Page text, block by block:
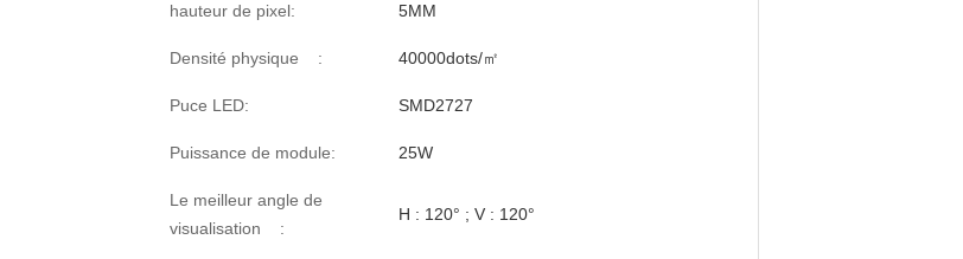
hauteur de pixel: 5MM
Densité physique : 40000dots/㎡
Puce LED: SMD2727
Puissance de module: 25W
Le meilleur angle de
visualisation :
H : 120° ; V : 120°